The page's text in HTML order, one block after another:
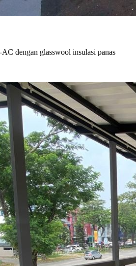
dengan glasswool insulasi panas